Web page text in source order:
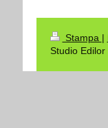
Stampa |
Studio Edilor